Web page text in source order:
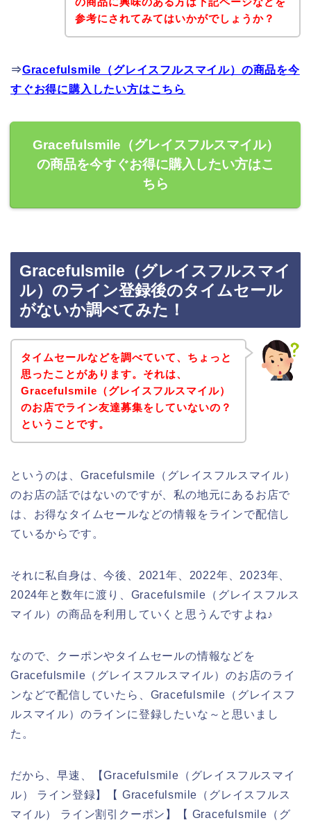
参考にされてみてはいかがでしょうか？
⇒Gracefulsmile（グレイスフルスマイル）の商品を今
すぐお得に購入したい方はこちら
Gracefulsmile（グレイスフルスマイル）
の商品を今すぐお得に購入したい方はこ
ちら
Gracefulsmile（グレイスフルスマイ
ル）のライン登録後のタイムセール
がないか調べてみた！
タイムセールなどを調べていて、ちょっと
思ったことがあります。それは、
Gracefulsmile（グレイスフルスマイル）
のお店でライン友達募集をしていないの？
ということです。
というのは、Gracefulsmile（グレイスフルスマイル）
のお店の話ではないのですが、私の地元にあるお店で
は、お得なタイムセールなどの情報をラインで配信し
ているからです。
それに私自身は、今後、2021年、2022年、2023年、
2024年と数年に渡り、Gracefulsmile（グレイスフルス
マイル）の商品を利用していくと思うんですよね♪
なので、クーポンやタイムセールの情報などを
Gracefulsmile（グレイスフルスマイル）のお店のライ
ンなどで配信していたら、Gracefulsmile（グレイスフ
ルスマイル）のラインに登録したいな～と思いまし
た。
だから、早速、【Gracefulsmile（グレイスフルスマイ
ル） ライン登録】【 Gracefulsmile（グレイスフルス
マイル） ライン割引クーポン】【 Gracefulsmile（グ